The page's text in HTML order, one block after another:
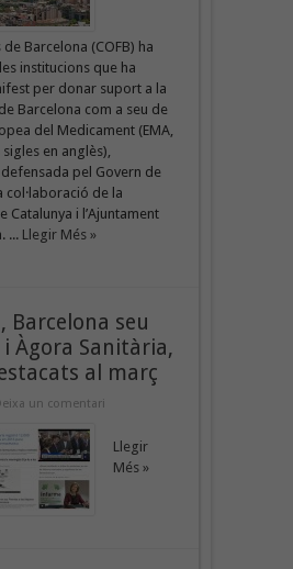
de Barcelona (COFB) ha
institucions que ha
per donar suport a la
Barcelona com a seu de
del Medicament (EMA,
en anglès),
pel Govern de
col·laboració de la
Catalunya i l’Ajuntament
... Llegir Més »
Barcelona seu
i Àgora Sanitària,
al març
un comentari
Llegir
Més »